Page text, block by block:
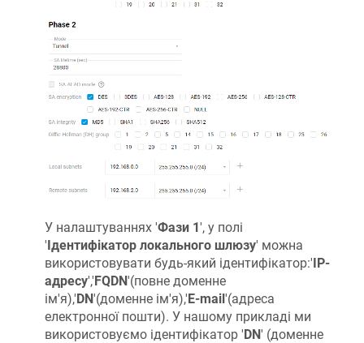
У налаштуваннях 'Фази 1', у полі
'Ідентифікатор локального шлюзу' можна
використовувати будь-який ідентифікатор:'IP-
адресу','FQDN'(повне доменне
ім'я),'DN'(доменне ім'я),'E-mail'(адреса
електронної пошти). У нашому прикладі ми
використовуємо ідентифікатор 'DN' (доменне